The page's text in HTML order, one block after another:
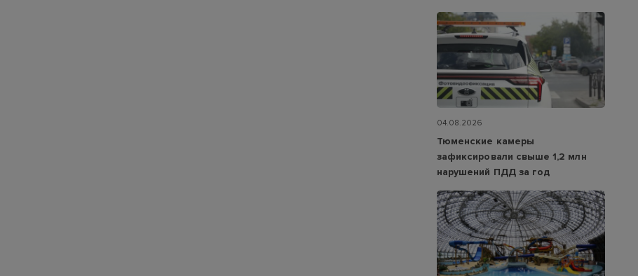
04.08.2026
Тюменские камеры
зафиксировали свыше 1,2 млн
нарушений ПДД за год